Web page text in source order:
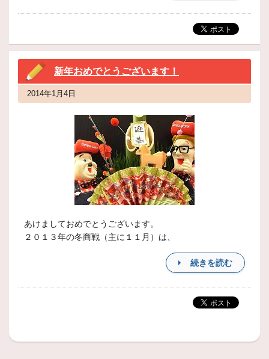
新年おめでとうございます！
2014年1月4日
あけましておめでとうございます。
２０１３年の冬商戦（主に１１月）は、
続きを読む